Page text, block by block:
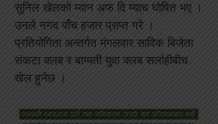
सुनिल खेलको म्यान अफ दि म्याच घोषित भए ।
उनले नगद पाँच हजार प्राप्त गरे ।
प्रतियोगिता अन्तर्गत मंगलवार साविक बिजेता
संकटा क्लब र बाग्मती युवा क्लब सर्लाहीबीच
खेल हुनेछ ।